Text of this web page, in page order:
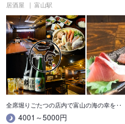
居酒屋 富山駅
全席堀りごたつの店内で富山の海の幸を‥
4001～5000円